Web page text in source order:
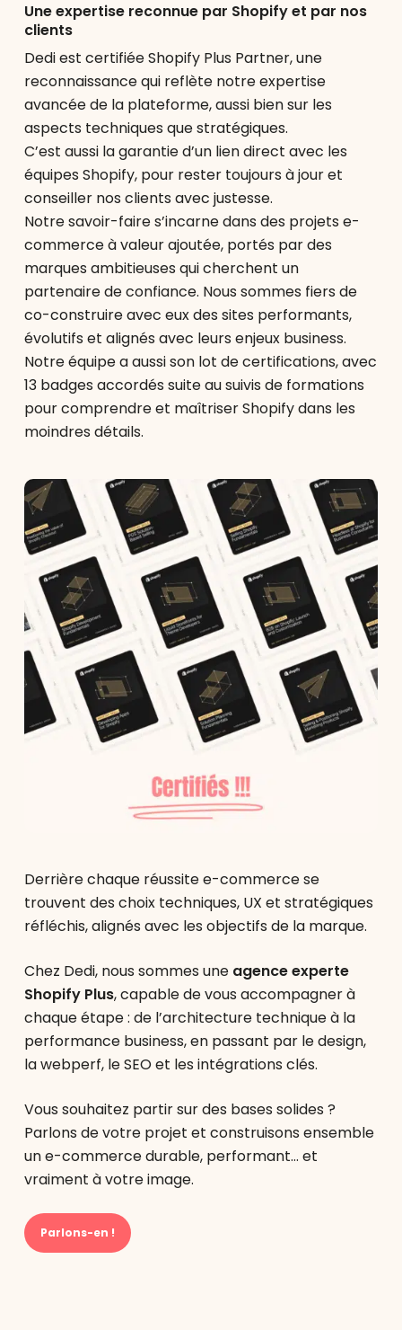
Une expertise reconnue par Shopify et par nos
clients
Dedi est certifiée Shopify Plus Partner, une
reconnaissance qui reflète notre expertise
avancée de la plateforme, aussi bien sur les
aspects techniques que stratégiques.
C’est aussi la garantie d’un lien direct avec les
équipes Shopify, pour rester toujours à jour et
conseiller nos clients avec justesse.
Notre savoir-faire s’incarne dans des projets e-
commerce à valeur ajoutée, portés par des
marques ambitieuses qui cherchent un
partenaire de confiance. Nous sommes fiers de
co-construire avec eux des sites performants,
évolutifs et alignés avec leurs enjeux business.
Notre équipe a aussi son lot de certifications, avec
13 badges accordés suite au suivis de formations
pour comprendre et maîtriser Shopify dans les
moindres détails.
Derrière chaque réussite e-commerce se
trouvent des choix techniques, UX et stratégiques
réfléchis, alignés avec les objectifs de la marque.
Chez Dedi, nous sommes une agence experte
Shopify Plus, capable de vous accompagner à
chaque étape : de l’architecture technique à la
performance business, en passant par le design,
la webperf, le SEO et les intégrations clés.
Vous souhaitez partir sur des bases solides ?
Parlons de votre projet et construisons ensemble
un e-commerce durable, performant… et
vraiment à votre image.
Parlons-en !